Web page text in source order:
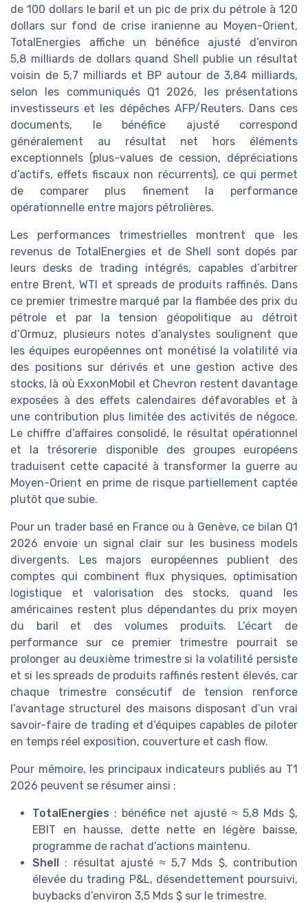
de 100 dollars le baril et un pic de prix du pétrole à 120
dollars sur fond de crise iranienne au Moyen-Orient,
TotalEnergies affiche un bénéfice ajusté d’environ
5,8 milliards de dollars quand Shell publie un résultat
voisin de 5,7 milliards et BP autour de 3,84 milliards,
selon les communiqués Q1 2026, les présentations
investisseurs et les dépêches AFP/Reuters. Dans ces
documents, le bénéfice ajusté correspond
généralement au résultat net hors éléments
exceptionnels (plus-values de cession, dépréciations
d’actifs, effets fiscaux non récurrents), ce qui permet
de comparer plus finement la performance
opérationnelle entre majors pétrolières.
Les performances trimestrielles montrent que les
revenus de TotalEnergies et de Shell sont dopés par
leurs desks de trading intégrés, capables d’arbitrer
entre Brent, WTI et spreads de produits raffinés. Dans
ce premier trimestre marqué par la flambée des prix du
pétrole et par la tension géopolitique au détroit
d’Ormuz, plusieurs notes d’analystes soulignent que
les équipes européennes ont monétisé la volatilité via
des positions sur dérivés et une gestion active des
stocks, là où ExxonMobil et Chevron restent davantage
exposées à des effets calendaires défavorables et à
une contribution plus limitée des activités de négoce.
Le chiffre d’affaires consolidé, le résultat opérationnel
et la trésorerie disponible des groupes européens
traduisent cette capacité à transformer la guerre au
Moyen-Orient en prime de risque partiellement captée
plutôt que subie.
Pour un trader basé en France ou à Genève, ce bilan Q1
2026 envoie un signal clair sur les business models
divergents. Les majors européennes publient des
comptes qui combinent flux physiques, optimisation
logistique et valorisation des stocks, quand les
américaines restent plus dépendantes du prix moyen
du baril et des volumes produits. L’écart de
performance sur ce premier trimestre pourrait se
prolonger au deuxième trimestre si la volatilité persiste
et si les spreads de produits raffinés restent élevés, car
chaque trimestre consécutif de tension renforce
l’avantage structurel des maisons disposant d’un vrai
savoir-faire de trading et d’équipes capables de piloter
en temps réel exposition, couverture et cash flow.
Pour mémoire, les principaux indicateurs publiés au T1
2026 peuvent se résumer ainsi :
TotalEnergies : bénéfice net ajusté ≈ 5,8 Mds $,
EBIT en hausse, dette nette en légère baisse,
programme de rachat d’actions maintenu.
Shell : résultat ajusté ≈ 5,7 Mds $, contribution
élevée du trading P&L, désendettement poursuivi,
buybacks d’environ 3,5 Mds $ sur le trimestre.